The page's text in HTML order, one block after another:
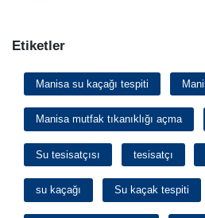
Etiketler
Manisa su kaçağı tespiti
Manisa mutfak tıkanıklığı açma
Su tesisatçısı tesisatçı
su kaçağı Su kaçak tespiti